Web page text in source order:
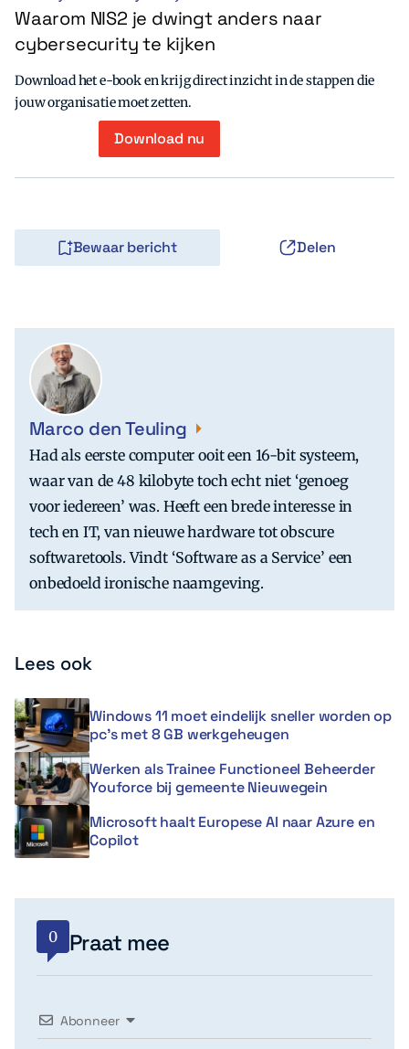
Waarom NIS2 je dwingt anders naar
cybersecurity te kijken
Download het e-book en krijg direct inzicht in de stappen die
jouw organisatie moet zetten.
Download nu
Bewaar bericht Delen
Marco den Teuling
Had als eerste computer ooit een 16-bit systeem,
waar van de 48 kilobyte toch echt niet ‘genoeg
voor iedereen’ was. Heeft een brede interesse in
tech en IT, van nieuwe hardware tot obscure
softwaretools. Vindt ‘Software as a Service’ een
onbedoeld ironische naamgeving.
Lees ook
Windows 11 moet eindelijk sneller worden op
pc’s met 8 GB werkgeheugen
Werken als Trainee Functioneel Beheerder
Youforce bij gemeente Nieuwegein
Microsoft haalt Europese AI naar Azure en
Copilot
0 Praat mee
Abonneer